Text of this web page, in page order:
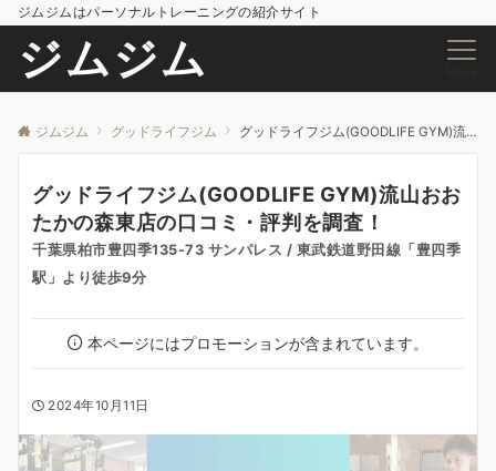
ジムジムはパーソナルトレーニングの紹介サイト
ジムジム
ジムジム グッドライフジム グッドライフジム(GOODLIFE GYM)流山おおたかの森東店の口コミ・評判を調査！
グッドライフジム(GOODLIFE GYM)流山おお
たかの森東店の口コミ・評判を調査！
千葉県柏市豊四季135-73 サンパレス / 東武鉄道野田線「豊四季
駅」より徒歩9分
本ページにはプロモーションが含まれています。
2024年10月11日